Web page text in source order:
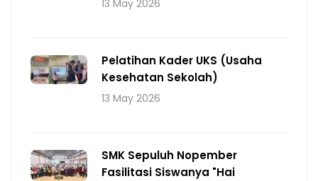
13 May 2026
Pelatihan Kader UKS (Usaha
Kesehatan Sekolah)
13 May 2026
SMK Sepuluh Nopember
Fasilitasi Siswanya "Hai